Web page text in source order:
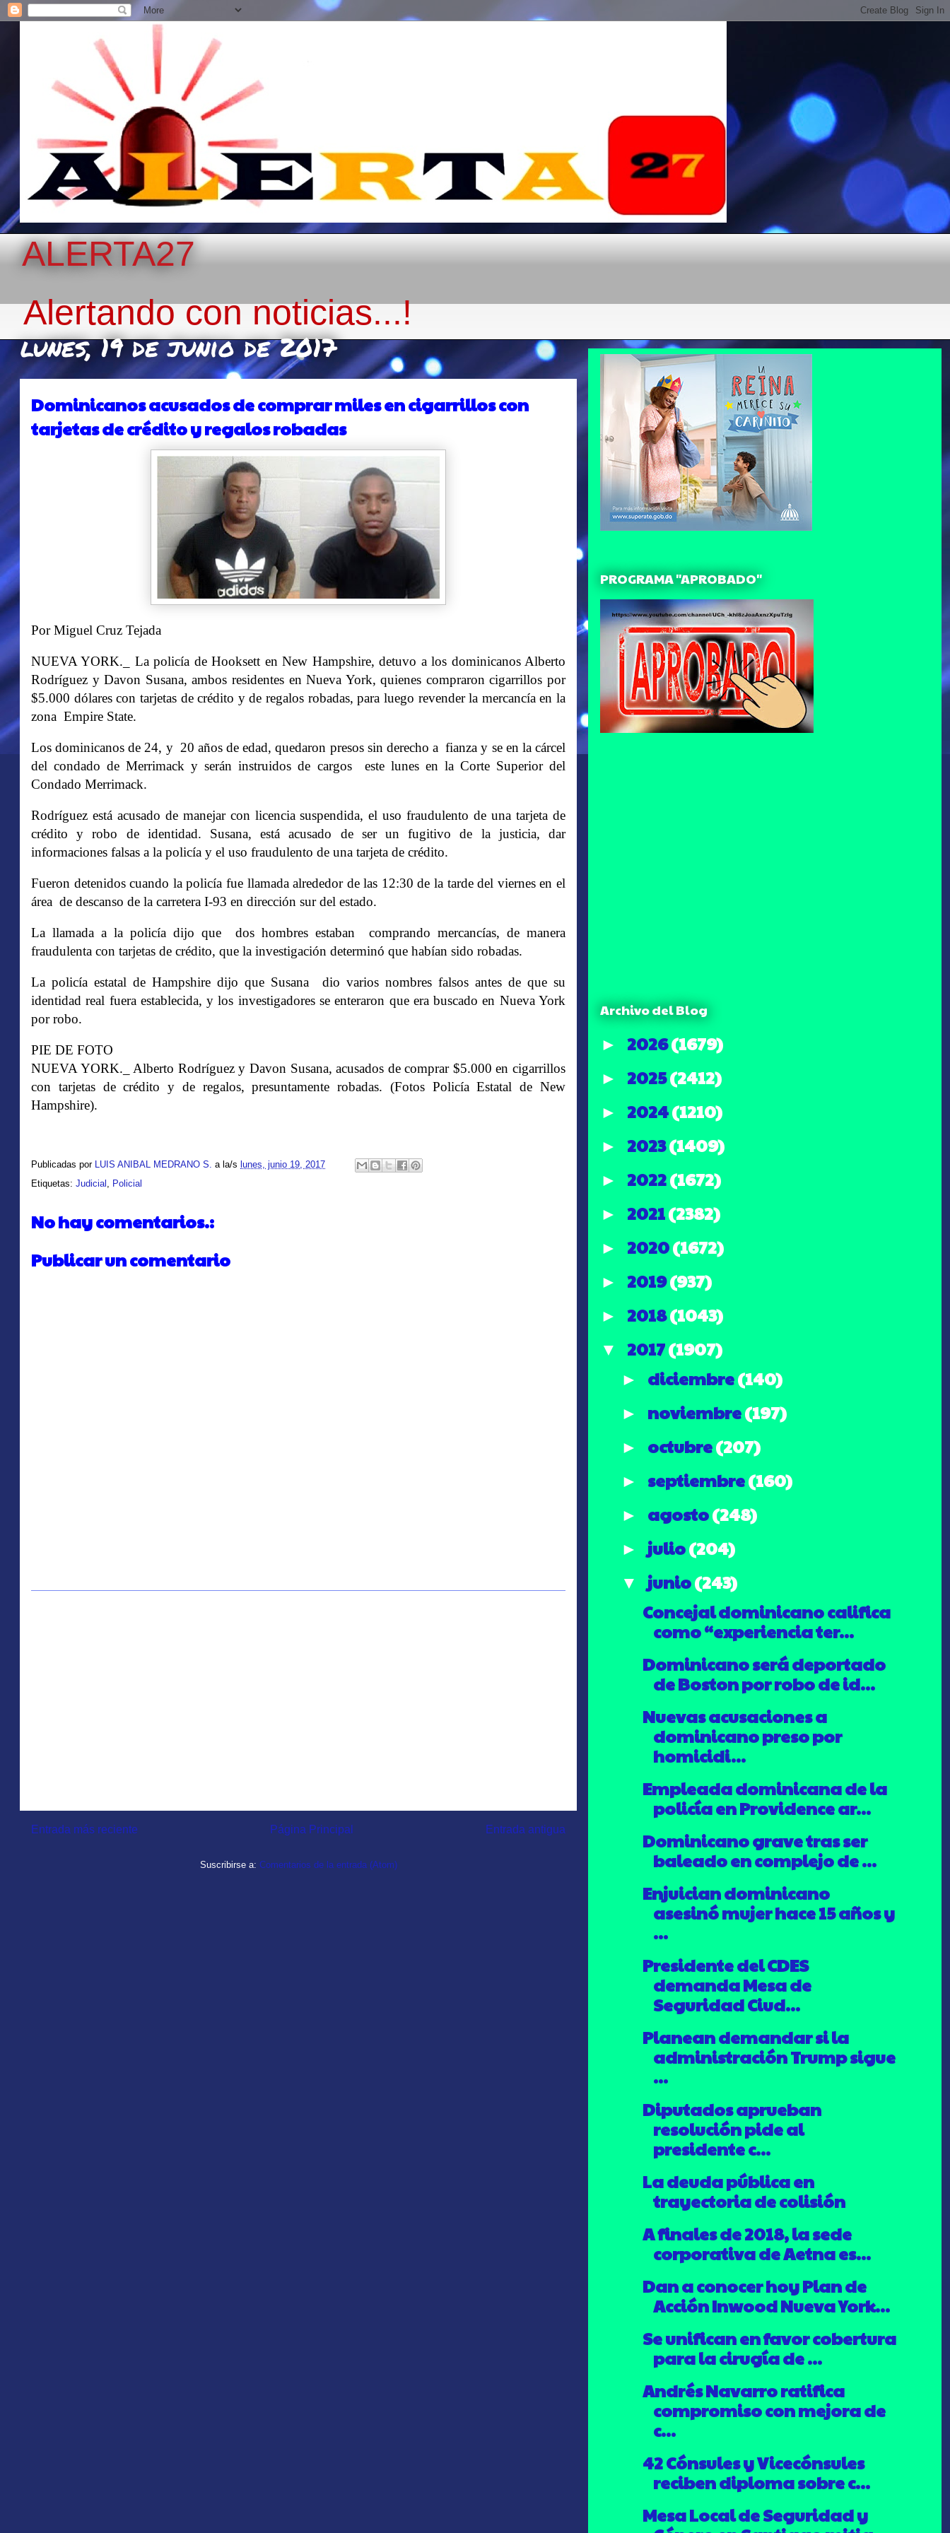
ALERTA27
Alertando con noticias...!
lunes, 19 de junio de 2017
Dominicanos acusados de comprar miles en cigarrillos con
tarjetas de crédito y regalos robadas
Por Miguel Cruz Tejada
NUEVA YORK._ La policía de Hooksett en New Hampshire, detuvo a los dominicanos Alberto
Rodríguez y Davon Susana, ambos residentes en Nueva York, quienes compraron cigarrillos por
$5.000 dólares con tarjetas de crédito y de regalos robadas, para luego revender la mercancía en la
zona Empire State.
Los dominicanos de 24, y 20 años de edad, quedaron presos sin derecho a fianza y se en la cárcel
del condado de Merrimack y serán instruidos de cargos este lunes en la Corte Superior del
Condado Merrimack.
Rodríguez está acusado de manejar con licencia suspendida, el uso fraudulento de una tarjeta de
crédito y robo de identidad. Susana, está acusado de ser un fugitivo de la justicia, dar
informaciones falsas a la policía y el uso fraudulento de una tarjeta de crédito.
Fueron detenidos cuando la policía fue llamada alrededor de las 12:30 de la tarde del viernes en el
área de descanso de la carretera I-93 en dirección sur del estado.
La llamada a la policía dijo que dos hombres estaban comprando mercancías, de manera
fraudulenta con tarjetas de crédito, que la investigación determinó que habían sido robadas.
La policía estatal de Hampshire dijo que Susana dio varios nombres falsos antes de que su
identidad real fuera establecida, y los investigadores se enteraron que era buscado en Nueva York
por robo.
PIE DE FOTO
NUEVA YORK._ Alberto Rodríguez y Davon Susana, acusados de comprar $5.000 en cigarrillos
con tarjetas de crédito y de regalos, presuntamente robadas. (Fotos Policía Estatal de New
Hampshire).
Publicadas por LUIS ANIBAL MEDRANO S. a la/s lunes, junio 19, 2017
Etiquetas: Judicial , Policial
No hay comentarios.:
Publicar un comentario
Entrada más reciente Entrada antigua
Página Principal
Suscribirse a: Comentarios de la entrada (Atom)
PROGRAMA "APROBADO"
Archivo del Blog
► 2026(1679)
► 2025(2412)
► 2024(1210)
► 2023(1409)
► 2022(1672)
► 2021(2382)
► 2020(1672)
► 2019(937)
► 2018(1043)
▼ 2017(1907)
► diciembre(140)
► noviembre(197)
► octubre(207)
► septiembre(160)
► agosto(248)
► julio(204)
▼ junio(243)
Concejal dominicano califica
como “experiencia ter...
Dominicano será deportado
de Boston por robo de id...
Nuevas acusaciones a
dominicano preso por
homicidi...
Empleada dominicana de la
policía en Providence ar...
Dominicano grave tras ser
baleado en complejo de ...
Enjuician dominicano
asesinó mujer hace 15 años y
...
Presidente del CDES
demanda Mesa de
Seguridad Ciud...
Planean demandar si la
administración Trump sigue
...
Diputados aprueban
resolución pide al
presidente c...
La deuda pública en
trayectoria de colisión
A finales de 2018, la sede
corporativa de Aetna es...
Dan a conocer hoy Plan de
Acción Inwood Nueva York...
Se unifican en favor cobertura
para la cirugía de ...
Andrés Navarro ratifica
compromiso con mejora de
c...
42 Cónsules y Vicecónsules
reciben diploma sobre c...
Mesa Local de Seguridad y